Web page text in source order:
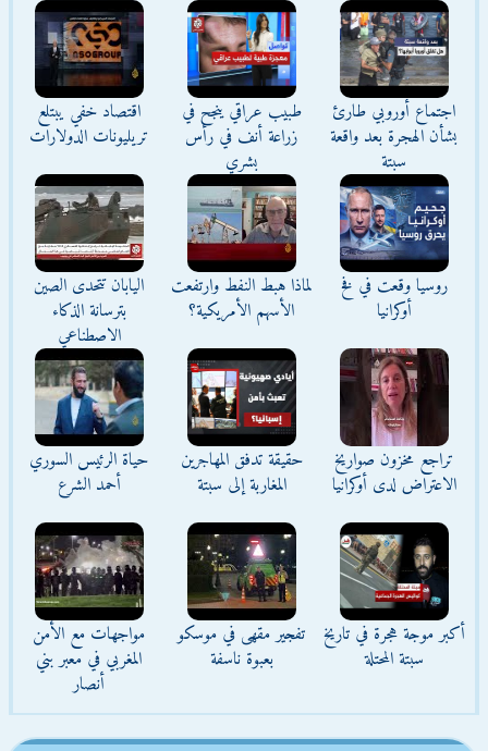
اجتماع أوروبي طارئ
بشأن الهجرة بعد واقعة
سبتة
طبيب عراقي ينجح في
زراعة أنف في رأس
بشري
اقتصاد خفي يبتلع
تريليونات الدولارات
روسيا وقعت في فخ
أوكرانيا
لماذا هبط النفط وارتفعت
الأسهم الأمريكية؟
اليابان تتحدى الصين
بترسانة الذكاء
الاصطناعي
تراجع مخزون صواريخ
الاعتراض لدى أوكرانيا
حقيقة تدفق المهاجرين
المغاربة إلى سبتة
حياة الرئيس السوري
أحمد الشرع
أكبر موجة هجرة في تاريخ
سبتة المحتلة
تفجير مقهى في موسكو
بعبوة ناسفة
مواجهات مع الأمن
المغربي في معبر بني
أنصار